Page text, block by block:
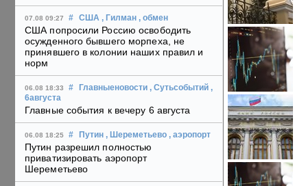
07.08 09:27 # США , Гилман , обмен
США попросили Россию освободить
осужденного бывшего морпеха, не
принявшего в колонии наших правил и
норм
06.08 18:33 # Главныеновости , Сутьсобытий ,
6августа
Главные события к вечеру 6 августа
06.08 18:25 # Путин , Шереметьево , аэропорт
Путин разрешил полностью
приватизировать аэропорт
Шереметьево